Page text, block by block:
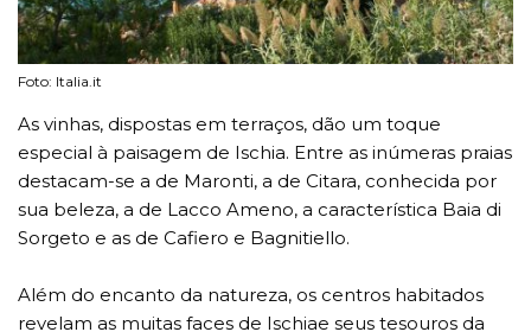
Foto: Italia.it
As vinhas, dispostas em terraços, dão um toque
especial à paisagem de Ischia. Entre as inúmeras praias
destacam-se a de Maronti, a de Citara, conhecida por
sua beleza, a de Lacco Ameno, a característica Baia di
Sorgeto e as de Cafiero e Bagnitiello.
Além do encanto da natureza, os centros habitados
revelam as muitas faces de Ischiae seus tesouros da